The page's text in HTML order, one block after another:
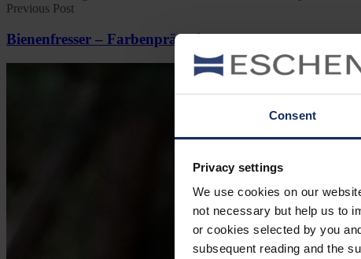
Consent
Privacy settings
We use cookies on our
not necessary but help us to
or cookies selected by you
subsequent reading and the
Previous Post
Bienenfresser – Farbenprächtiger Vogel